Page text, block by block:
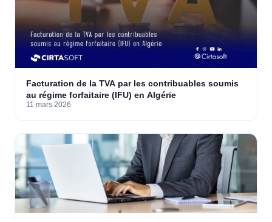
Facturation de la TVA par les contribuables soumis
au régime forfaitaire (IFU) en Algérie
11 mars 2026